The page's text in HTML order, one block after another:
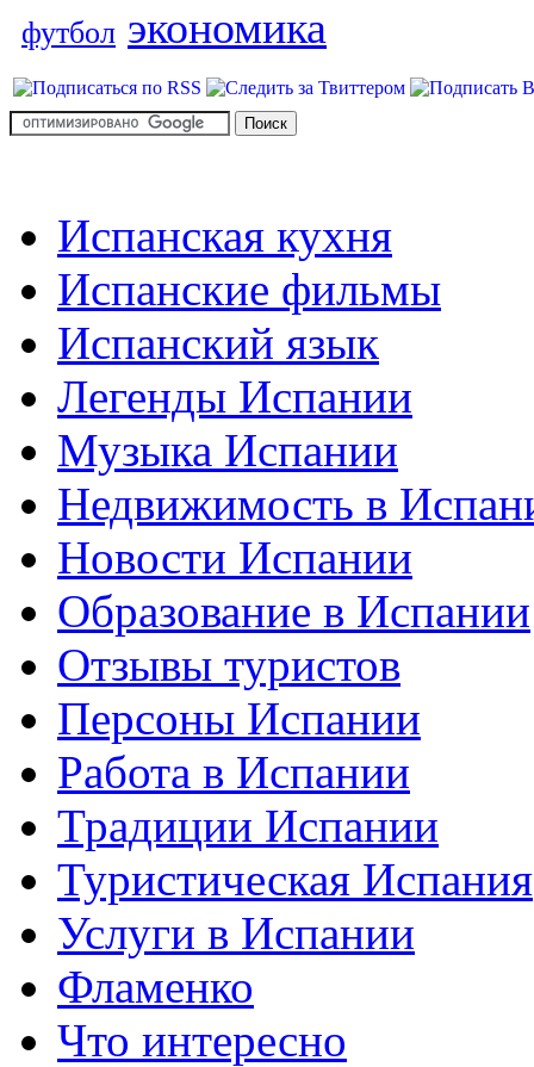
футбол экономика
Испанская кухня
Испанские фильмы
Испанский язык
Легенды Испании
Музыка Испании
Недвижимость в
Новости Испании
Образование в Испании
Отзывы туристов
Персоны Испании
Работа в Испании
Традиции Испании
Туристическая Испания
Услуги в Испании
Фламенко
Что интересно